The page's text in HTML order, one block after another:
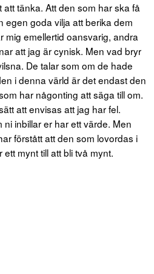
att tänka. Att den som har ska få
egen goda vilja att berika dem
mig emellertid oansvarig, andra
att jag är cynisk. Men vad bryr
De talar som om de hade
i denna värld är det endast den
har någonting att säga till om.
att envisas att jag har fel.
ni inbillar er har ett värde. Men
förstått att den som lovordas i
mynt till att bli två mynt.